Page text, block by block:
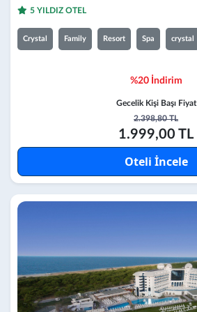
5 YILDIZ OTEL
Crystal Family Resort Spa crystal
%20 İndirim
Gecelik Kişi Başı Fiyat
2.398,80 TL
1.999,00 TL
Oteli İncele